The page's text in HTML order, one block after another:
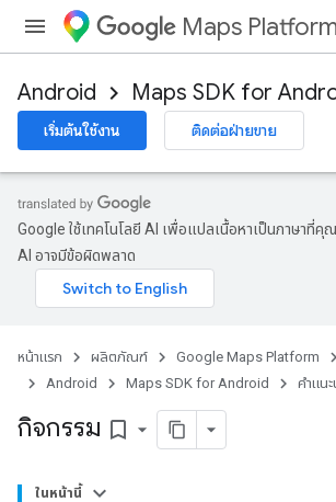
Maps
Android Maps SDK for
เริ่มต้นใช้งาน ติดต่อฝ่ายขาย
Google ใช้เทคโนโลยี AI เพื่อแปลเนื้อหาเป็นภาษาที่
AI อาจมีข้อผิดพลาด
หน้าแรก ผลิตภัณฑ์ Google Maps Platform
Android
Maps SDK for Android คำแนะ
กิจกรรม bookmark_border
ในหน้านี้